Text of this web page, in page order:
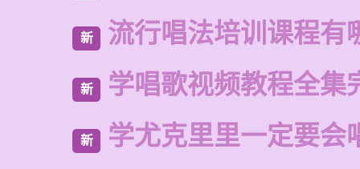
新 流行唱法培训课程有
新 学唱歌视频教程全集
新 学尤克里里一定要会